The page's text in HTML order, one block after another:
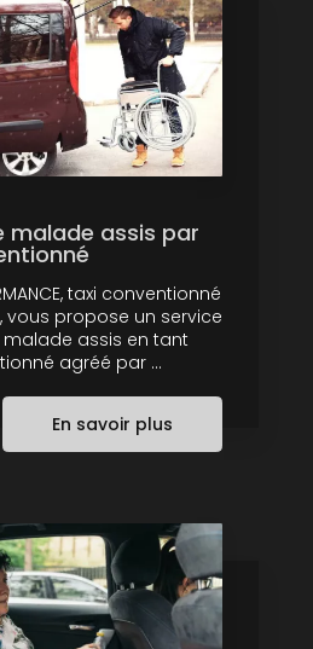
malade assis par
taxi conventionné
vous propose un service
assis en tant
agréé par ...
En savoir plus